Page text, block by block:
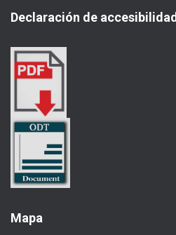
r
Declaración de accesibilidad
Mapa